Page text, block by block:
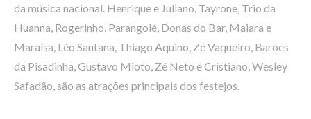
da música nacional. Henrique e Juliano, Tayrone, Trio da
Huanna, Rogerinho, Parangolé, Donas do Bar, Maiara e
Maraísa, Léo Santana, Thiago Aquino, Zé Vaqueiro, Barões
da Pisadinha, Gustavo Mioto, Zé Neto e Cristiano, Wesley
Safadão, são as atrações principais dos festejos.